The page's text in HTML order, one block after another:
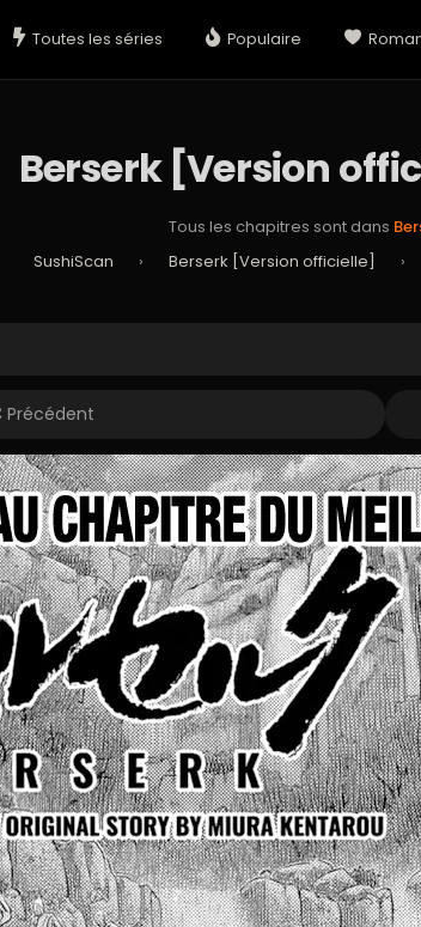
Toutes les séries Populaire
Berserk [Version
Tous les chapitres sont dans
SushiScan
› Berserk [Version officielle] ›
Précédent